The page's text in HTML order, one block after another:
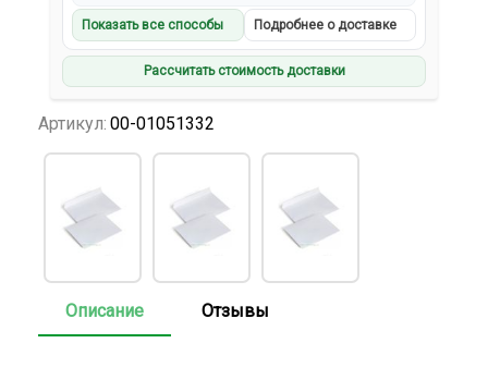
Показать все способы Подробнее о доставке
Рассчитать стоимость доставки
Артикул: 00-01051332
Описание Отзывы